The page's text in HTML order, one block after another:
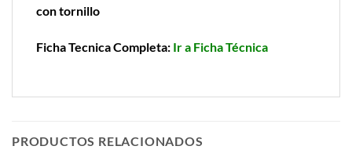
con tornillo
Ficha Tecnica Completa: Ir a Ficha Técnica
PRODUCTOS RELACIONADOS